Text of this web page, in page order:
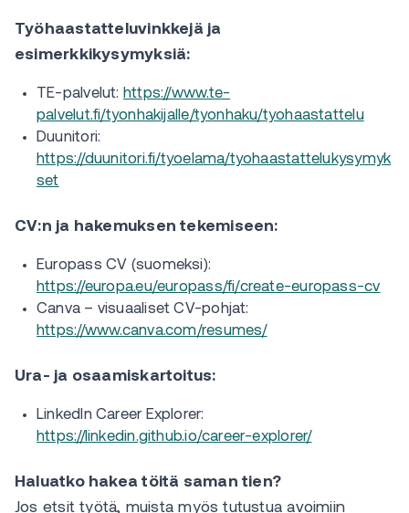
Työhaastatteluvinkkejä ja
esimerkkikysymyksiä:
TE-palvelut: https://www.te-
palvelut.fi/tyonhakijalle/tyonhaku/tyohaastattelu
Duunitori:
https://duunitori.fi/tyoelama/tyohaastattelukysymyk
set
CV:n ja hakemuksen tekemiseen:
Europass CV (suomeksi):
https://europa.eu/europass/fi/create-europass-cv
Canva – visuaaliset CV-pohjat:
https://www.canva.com/resumes/
Ura- ja osaamiskartoitus:
LinkedIn Career Explorer:
https://linkedin.github.io/career-explorer/
Haluatko hakea töitä saman tien?
Jos etsit työtä, muista myös tutustua avoimiin